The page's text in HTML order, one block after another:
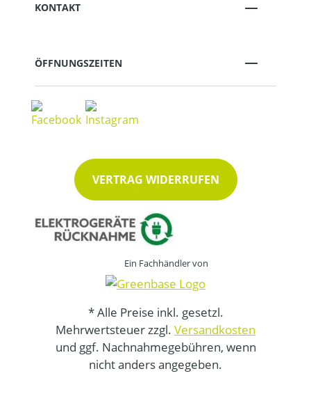
KONTAKT
ÖFFNUNGSZEITEN
VERTRAG WIDERRUFEN
Ein Fachhändler von
* Alle Preise inkl. gesetzl.
Mehrwertsteuer zzgl. Versandkosten
und ggf. Nachnahmegebühren, wenn
nicht anders angegeben.